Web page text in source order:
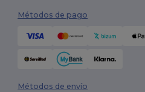
Métodos de pago
Métodos de envío